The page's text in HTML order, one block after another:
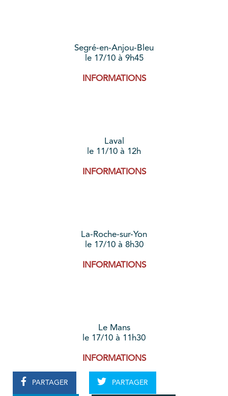
Segré-en-Anjou-Bleu
le 17/10 à 9h45
INFORMATIONS
Laval
le 11/10 à 12h
INFORMATIONS
La-Roche-sur-Yon
le 17/10 à 8h30
INFORMATIONS
Le Mans
le 17/10 à 11h30
INFORMATIONS
PARTAGER PARTAGER